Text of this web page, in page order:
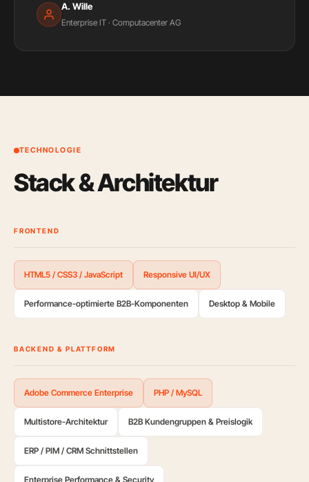
A. Wille
Enterprise IT · Computacenter AG
TECHNOLOGIE
Stack & Architektur
FRONTEND
HTML5 / CSS3 / JavaScript Responsive UI/UX
Performance-optimierte B2B-Komponenten Desktop & Mobile
BACKEND & PLATTFORM
Adobe Commerce Enterprise PHP / MySQL
Multistore-Architektur B2B Kundengruppen & Preislogik
ERP / PIM / CRM Schnittstellen
Enterprise Performance & Security